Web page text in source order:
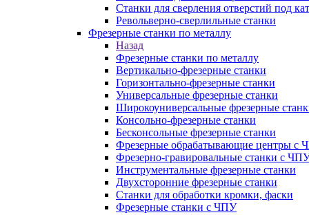
Станки для сверления отверстий под
Револьверно-сверлильные станки
Фрезерные станки по металлу
Назад
Фрезерные станки по металлу
Вертикально-фрезерные станки
Горизонтально-фрезерные станки
Универсальные фрезерные станки
Широкоуниверсальные фрезерные
Консольно-фрезерные станки
Бесконсольные фрезерные станки
Фрезерные обрабатывающие центры с
Фрезерно-гравировальные станки с
Инструментальные фрезерные станки
Двухсторонние фрезерные станки
Станки для обработки кромки, фаски
Фрезерные станки с ЧПУ